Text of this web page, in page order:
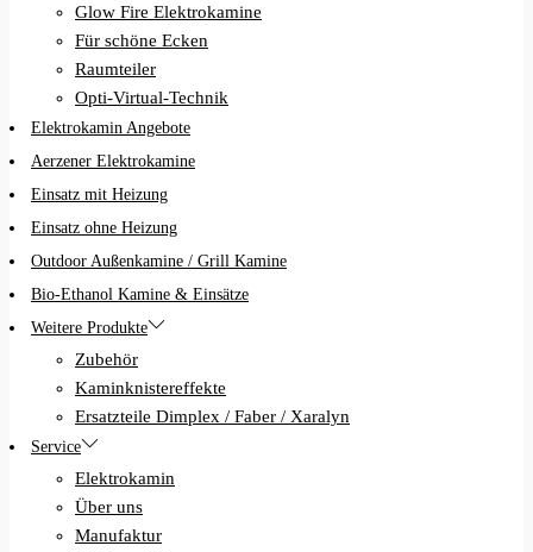
Glow Fire Elektrokamine
Für schöne Ecken
Raumteiler
Opti-Virtual-Technik
Elektrokamin Angebote
Aerzener Elektrokamine
Einsatz mit Heizung
Einsatz ohne Heizung
Outdoor Außenkamine / Grill Kamine
Bio-Ethanol Kamine & Einsätze
Weitere Produkte
Zubehör
Kaminknistereffekte
Ersatzteile Dimplex / Faber / Xaralyn
Service
Elektrokamin
Über uns
Manufaktur